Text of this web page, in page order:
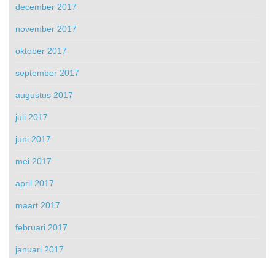
december 2017
november 2017
oktober 2017
september 2017
augustus 2017
juli 2017
juni 2017
mei 2017
april 2017
maart 2017
februari 2017
januari 2017